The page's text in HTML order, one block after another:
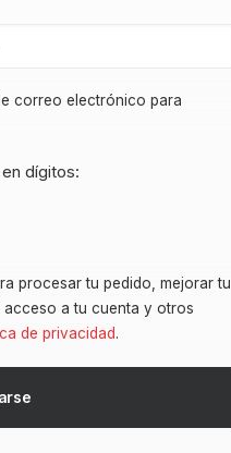
correo electrónico para
dígitos:
procesar tu pedido, mejorar tu
a tu cuenta y otros
de privacidad.